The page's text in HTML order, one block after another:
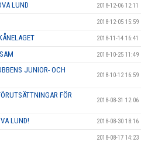
LUND 2018-12-06 12:11
2018-12-05 15:59
2018-11-14 16:41
2018-10-25 11:49
JUNIOR- OCH
2018-10-12 16:59
FÖR
2018-08-31 12:06
LUND! 2018-08-30 18:16
2018-08-17 14:23